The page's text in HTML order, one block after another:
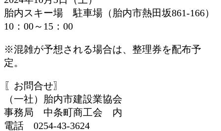
胎内スキー場 駐車場（胎内市熱田坂861-166）
10：00～15：00
※混雑が予想される場合は、整理券を配布予
定。
〖お問合せ〗
（一社）胎内市建設業協会
事務局 中条町商工会 内
電話 0254-43-3624